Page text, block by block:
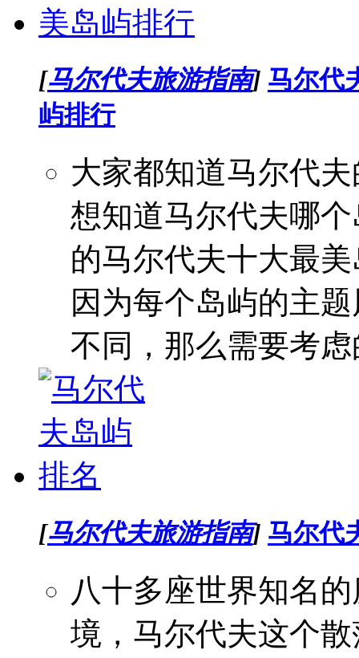
[马尔代夫旅游指南] 马尔代
屿排行
大家都知道马尔代
想知道马尔代夫哪
的马尔代夫十大最
因为每个岛屿的主
不同，那么需要考
[马尔代夫旅游指南] 马尔代
八十多座世界知名
境，马尔代夫这个